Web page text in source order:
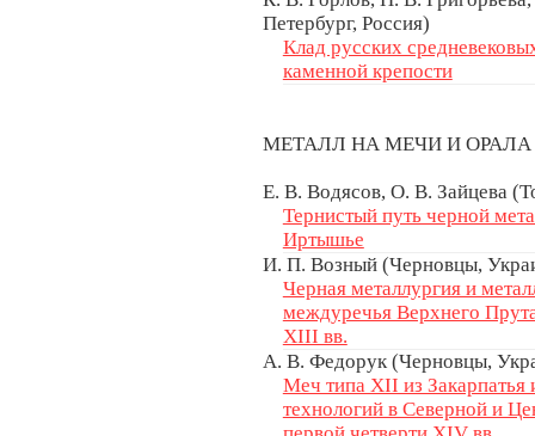
Петербург, Россия)
Клад русских
каменной крепости
МЕТАЛЛ НА МЕЧИ И
Е. В. Водясов, О. В. Зайцева
Тернистый путь черной
Иртышье
И. П. Возный (Черновцы,
Черная металлургия и
междуречья Верхнего
ХІІІ вв.
А. В. Федорук (Черновцы,
Меч типа XII из
технологий в Северной и